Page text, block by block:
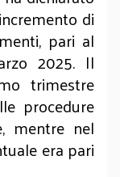
di
pari al
2025. Il
trimestre
procedure
mentre nel
era pari